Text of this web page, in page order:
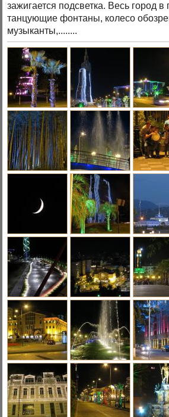
зажигается подсветка. Весь город в
танцующие фонтаны, колесо
музыканты,........